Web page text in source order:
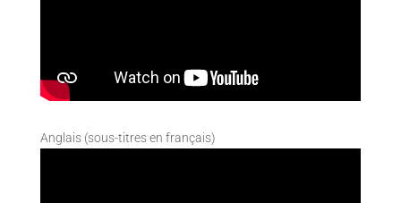
Anglais (sous-titres en français)